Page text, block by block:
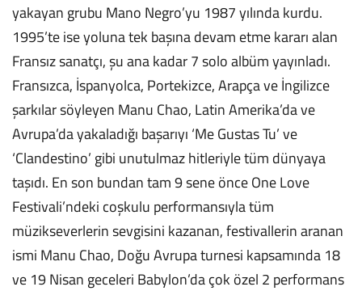
yakayan grubu Mano Negro’yu 1987 yılında kurdu.
1995’te ise yoluna tek başına devam etme kararı alan
Fransız sanatçı, şu ana kadar 7 solo albüm yayınladı.
Fransızca, İspanyolca, Portekizce, Arapça ve İngilizce
şarkılar söyleyen Manu Chao, Latin Amerika’da ve
Avrupa’da yakaladığı başarıyı ‘Me Gustas Tu’ ve
‘Clandestino’ gibi unutulmaz hitleriyle tüm dünyaya
taşıdı. En son bundan tam 9 sene önce One Love
Festivali’ndeki coşkulu performansıyla tüm
müzikseverlerin sevgisini kazanan, festivallerin aranan
ismi Manu Chao, Doğu Avrupa turnesi kapsamında 18
ve 19 Nisan geceleri Babylon’da çok özel 2 performans